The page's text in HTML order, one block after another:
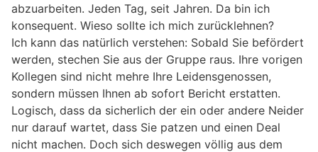
abzuarbeiten. Jeden Tag, seit Jahren. Da bin ich
konsequent. Wieso sollte ich mich zurücklehnen?
Ich kann das natürlich verstehen: Sobald Sie befördert
werden, stechen Sie aus der Gruppe raus. Ihre vorigen
Kollegen sind nicht mehre Ihre Leidensgenossen,
sondern müssen Ihnen ab sofort Bericht erstatten.
Logisch, dass da sicherlich der ein oder andere Neider
nur darauf wartet, dass Sie patzen und einen Deal
nicht machen. Doch sich deswegen völlig aus dem